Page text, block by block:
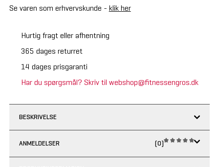
Se varen som erhvervskunde - klik her
Hurtig fragt eller afhentning
365 dages returret
14 dages prisgaranti
Har du spørgsmål? Skriv til webshop@fitnessengros.dk
BESKRIVELSE
ANMELDELSER (0)